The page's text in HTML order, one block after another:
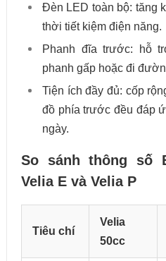
Đèn LED toàn bộ: tăng
thời tiết kiệm điện năng.
Phanh đĩa trước: hỗ
phanh gấp hoặc đi
Tiện ích đầy đủ: cốp
đồ phía trước đều đáp
ngày.
So sánh thông số
Velia E và Velia P
Tiêu chí
Velia
50cc